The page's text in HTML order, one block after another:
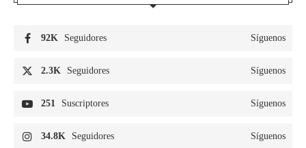
92K Seguidores Síguenos
2.3K Seguidores Síguenos
251 Suscriptores Síguenos
34.8K Seguidores Síguenos